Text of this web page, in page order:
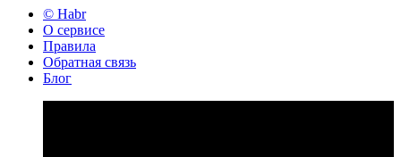
© Habr
О сервисе
Правила
Обратная связь
Блог